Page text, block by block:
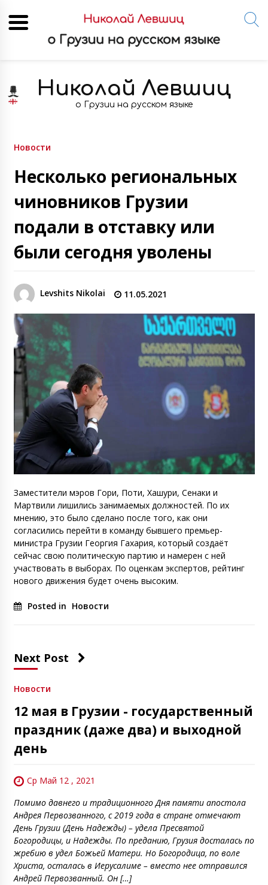
content
Николай Левшиц
о Грузии на русском языке
Новости
Несколько региональных
чиновников Грузии
подали в отставку или
были сегодня уволены
Levshits Nikolai 11.05.2021
Заместители мэров Гори, Поти, Хашури, Сенаки и
Мартвили лишились занимаемых должностей. По их
мнению, это было сделано после того, как они
согласились перейти в команду бывшего премьер-
министра Грузии Георгия Гахария, который создаёт
сейчас свою политическую партию и намерен с ней
участвовать в выборах. По оценкам экспертов, рейтинг
нового движения будет очень высоким.
Posted in Новости
Next Post
Новости
12 мая в Грузии - государственный
праздник (даже два) и выходной
день
Ср Май 12 , 2021
Помимо давнего и традиционного Дня памяти апостола
Андрея Первозванного, с 2019 года в стране отмечают
День Грузии (День Надежды) – удела Пресвятой
Богородицы, и Надежды. По преданию, Грузия досталась по
жребию в удел Божьей Матери. Но Богородица, по воле
Христа, осталась в Иерусалиме – вместо нее отправился
Андрей Первозванный. Он […]